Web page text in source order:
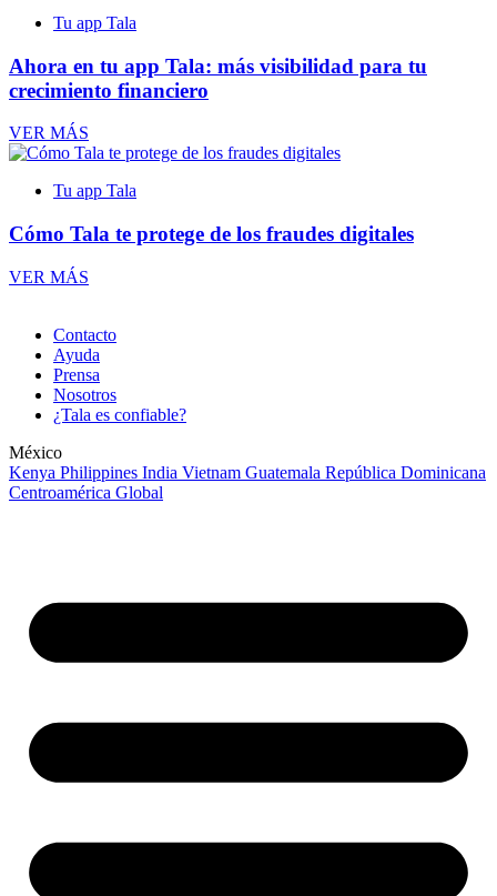
Tu app Tala
Ahora en tu app Tala: más visibilidad para tu
crecimiento financiero
VER MÁS
Tu app Tala
Cómo Tala te protege de los fraudes digitales
VER MÁS
Contacto
Ayuda
Prensa
Nosotros
¿Tala es confiable?
México
Kenya Philippines India Vietnam Guatemala República Dominicana
Centroamérica Global